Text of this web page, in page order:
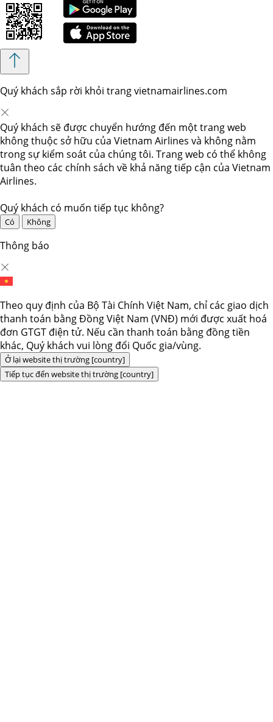
Quý khách sắp rời khỏi trang vietnamairlines.com
Quý khách sẽ được chuyển hướng đến một trang web
không thuộc sở hữu của Vietnam Airlines và không nằm
trong sự kiểm soát của chúng tôi. Trang web có thể không
tuân theo các chính sách về khả năng tiếp cận của Vietnam
Airlines.
Quý khách có muốn tiếp tục không?
Có Không
Thông báo
Theo quy định của Bộ Tài Chính Việt Nam, chỉ các giao dịch
thanh toán bằng Đồng Việt Nam (VNĐ) mới được xuất hoá
đơn GTGT điện tử. Nếu cần thanh toán bằng đồng tiền
khác, Quý khách vui lòng đổi Quốc gia/vùng.
Ở lại website thị trường [country]
Tiếp tục đến website thị trường [country]